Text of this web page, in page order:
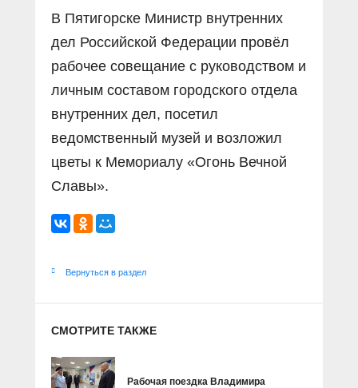
В Пятигорске Министр внутренних
дел Российской Федерации провёл
рабочее совещание с руководством и
личным составом городского отдела
внутренних дел, посетил
ведомственный музей и возложил
цветы к Мемориалу «Огонь Вечной
Славы».
Вернуться в раздел
СМОТРИТЕ ТАКЖЕ
Рабочая поездка Владимира